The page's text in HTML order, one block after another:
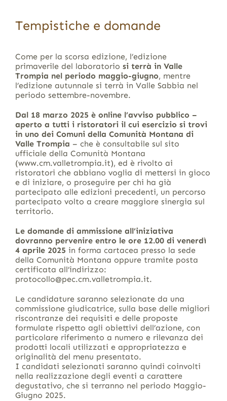
Tempistiche e domande
Come per la scorsa edizione, l’edizione
primaverile del laboratorio si terrà in Valle
Trompia nel periodo maggio-giugno, mentre
l’edizione autunnale si terrà in Valle Sabbia nel
periodo settembre-novembre.
Dal 18 marzo 2025 è online l’avviso pubblico –
aperto a tutti i ristoratori il cui esercizio si trovi
in uno dei Comuni della Comunità Montana di
Valle Trompia – che è consultabile sul sito
ufficiale della Comunità Montana
(www.cm.valletrompia.it), ed è rivolto ai
ristoratori che abbiano voglia di mettersi in gioco
e di iniziare, o proseguire per chi ha già
partecipato alle edizioni precedenti, un percorso
partecipato volto a creare maggiore sinergia sul
territorio.
Le domande di ammissione all’iniziativa
dovranno pervenire entro le ore 12.00 di venerdì
4 aprile 2025 in forma cartacea presso la sede
della Comunità Montana oppure tramite posta
certificata all’indirizzo:
protocollo@pec.cm.valletrompia.it.
Le candidature saranno selezionate da una
commissione giudicatrice, sulla base delle migliori
riscontranze dei requisiti e delle proposte
formulate rispetto agli obiettivi dell’azione, con
particolare riferimento a numero e rilevanza dei
prodotti locali utilizzati e appropriatezza e
originalità del menu presentato.
I candidati selezionati saranno quindi coinvolti
nella realizzazione degli eventi a carattere
degustativo, che si terranno nel periodo Maggio-
Giugno 2025.